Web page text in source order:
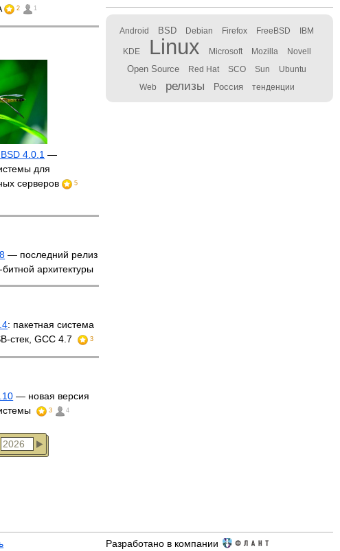
2 1
4.0.1 —
для
серверов
5
— последний релиз
архитектуры
: пакетная система
стек, GCC 4.7
3
— новая версия
3 4
Android BSD Debian Firefox FreeBSD IBM
KDE Linux Microsoft Mozilla Novell
Open Source Red Hat SCO Sun Ubuntu
Web релизы Россия тенденции
Разработано в компании